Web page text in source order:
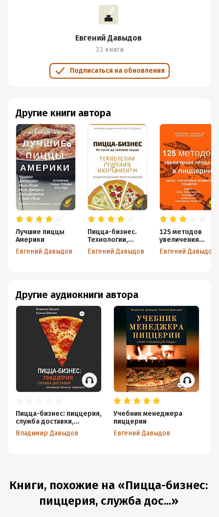
Евгений Давыдов
33 книги
Подписаться на обновления
Другие книги автора
Лучшие пиццы
Америки
Евгений Давыдов
Пицца-бизнес.
Технологии,
решения,
ингредиенты
Евгений Давыдов
125 методов
увеличения
продаж в
пиццерии. Часть
Евгений Давыдов
Другие аудиокниги автора
Пицца-бизнес: пиццерия,
служба доставки,
производственный
комплекс
Владимир Давыдов
Учебник менеджера
пиццерии
Евгений Давыдов
Книги, похожие на «Пицца-бизнес:
пиццерия, служба дос...»